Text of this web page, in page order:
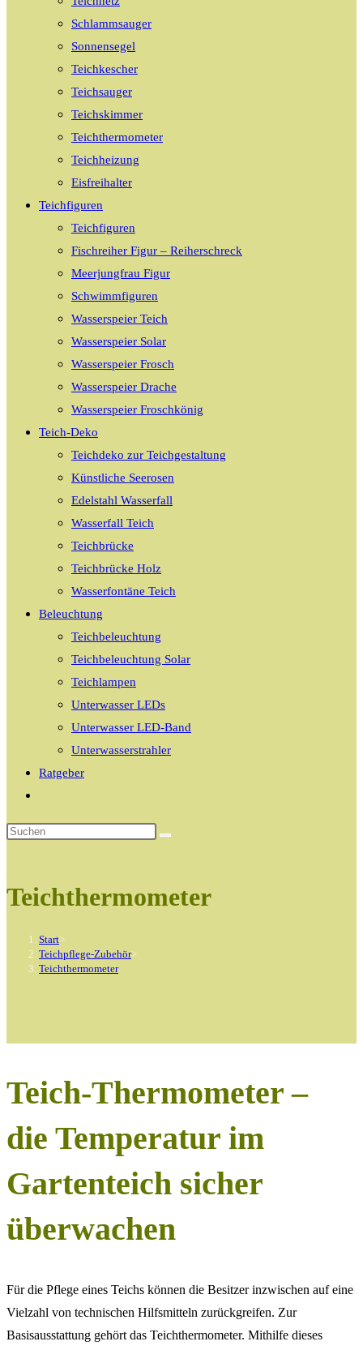
Schlammsauger
Sonnensegel
Teichkescher
Teichsauger
Teichskimmer
Teichthermometer
Teichheizung
Eisfreihalter
Teichfiguren
Teichfiguren
Fischreiher Figur – Reiherschreck
Meerjungfrau Figur
Schwimmfiguren
Wasserspeier Teich
Wasserspeier Solar
Wasserspeier Frosch
Wasserspeier Drache
Wasserspeier Froschkönig
Teich-Deko
Teichdeko zur Teichgestaltung
Künstliche Seerosen
Edelstahl Wasserfall
Wasserfall Teich
Teichbrücke
Teichbrücke Holz
Wasserfontäne Teich
Beleuchtung
Teichbeleuchtung
Teichbeleuchtung Solar
Teichlampen
Unterwasser LEDs
Unterwasser LED-Band
Unterwasserstrahler
Ratgeber
umschalten
Teichthermometer
Start>
Teichpflege-Zubehör>
Teichthermometer
Teich-Thermometer –
die Temperatur im
Gartenteich sicher
überwachen
Für die Pflege eines Teichs können die Besitzer inzwischen auf eine
Vielzahl von technischen Hilfsmitteln zurückgreifen. Zur
Basisausstattung gehört das Teichthermometer. Mithilfe dieses